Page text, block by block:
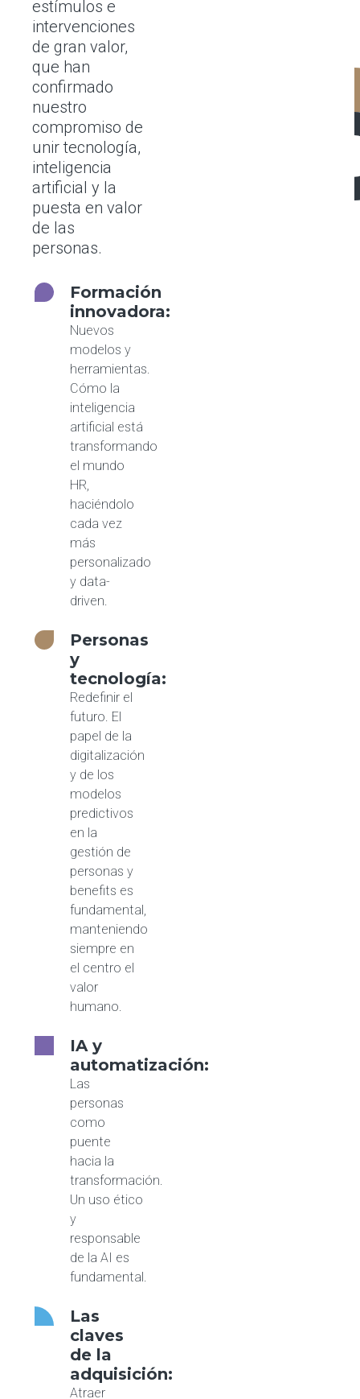
estímulos e
intervenciones
de gran valor,
que han
confirmado
nuestro
compromiso de
unir tecnología,
inteligencia
artificial y la
puesta en valor
de las
personas.
Formación
innovadora:
Nuevos
modelos y
herramientas.
Cómo la
inteligencia
artificial está
transformando
el mundo
HR,
haciéndolo
cada vez
más
personalizado
y data-
driven.
Personas
y
tecnología:
Redefinir el
futuro. El
papel de la
digitalización
y de los
modelos
predictivos
en la
gestión de
personas y
benefits es
fundamental,
manteniendo
siempre en
el centro el
valor
humano.
IA y
automatización:
Las
personas
como
puente
hacia la
transformación.
Un uso ético
y
responsable
de la AI es
fundamental.
Las
claves
de la
adquisición:
Atraer